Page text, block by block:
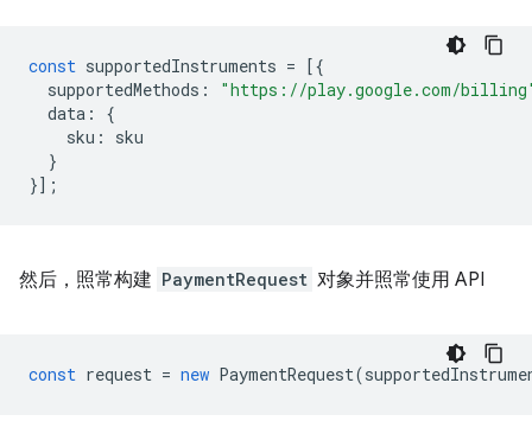
const supportedInstruments = [{
supportedMethods :
"https://play.google.com/
data :
{
sku :
sku
}
}];
然后，照常构建 PaymentRequest 对象并照常使用 API
const request = new PaymentRequest(